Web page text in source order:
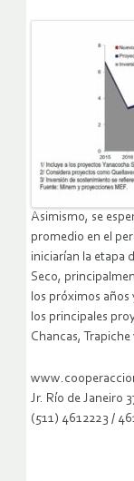
Asimismo, se
promedio en el
iniciarían la etapa
Seco,
los próximos
los principales
Chancas,
Jr. Río de Janeiro
(511) 4612223 /